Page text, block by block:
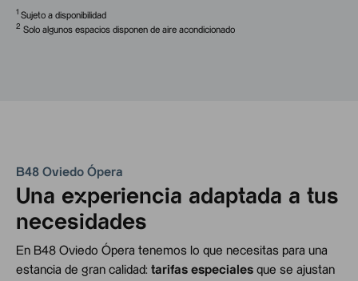
1 Sujeto a disponibilidad
2 Solo algunos espacios disponen de aire acondicionado
B48 Oviedo Ópera
Una experiencia adaptada a tus
necesidades
En B48 Oviedo Ópera tenemos lo que necesitas para una
estancia de gran calidad: tarifas especiales que se ajustan